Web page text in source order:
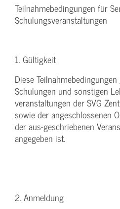
Teilnahmebedingungen für
Schulungsveranstaltungen
1. Gültigkeit
Diese
Schulungen und sonstigen
veranstaltungen der SVG
sowie der angeschlossenen
der aus-geschriebenen
angegeben ist.
2. Anmeldung